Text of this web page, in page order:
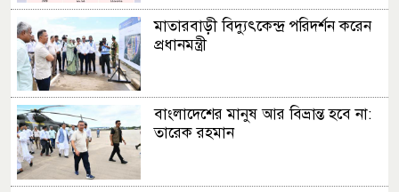
মাতারবাড়ী বিদ্যুৎকেন্দ্র পরিদর্শন করেন
প্রধানমন্ত্রী
বাংলাদেশের মানুষ আর বিভ্রান্ত হবে না:
তারেক রহমান